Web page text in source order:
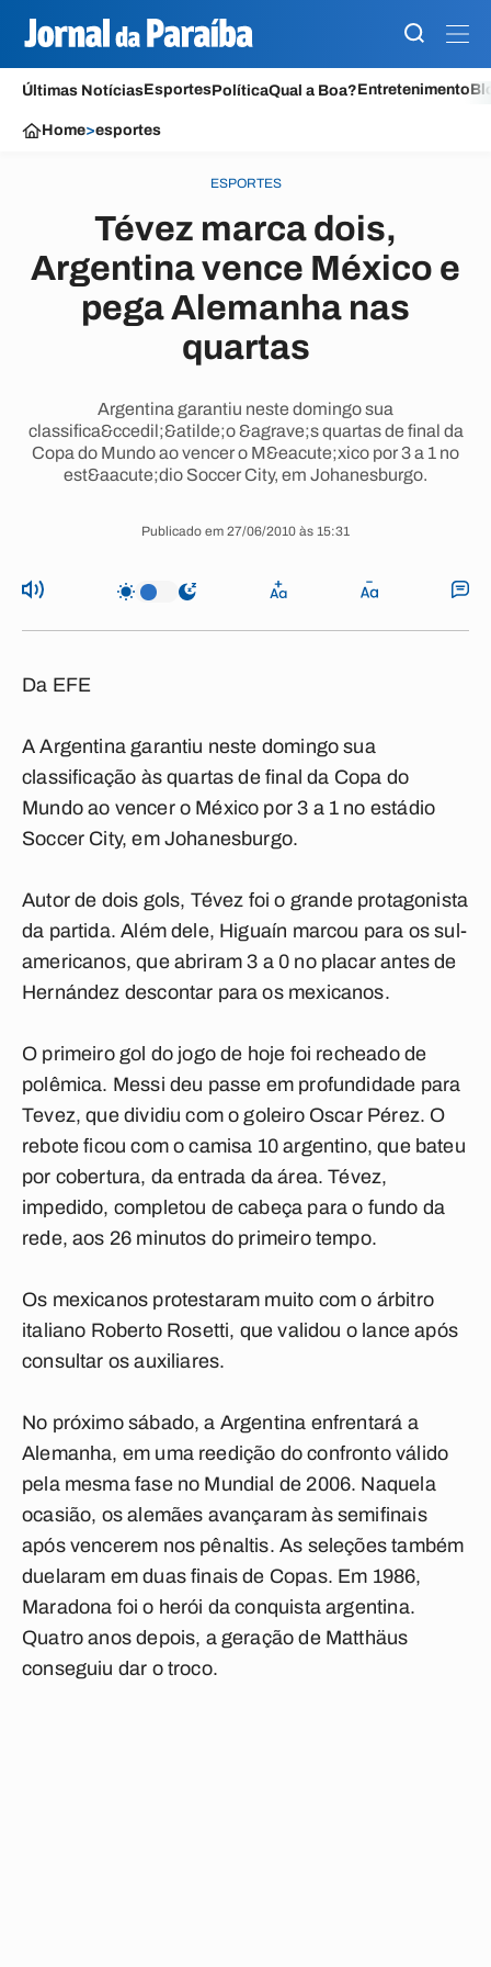
Últimas NotíciasEsportesPolíticaQual a Boa?Entretenimento
Home>esportes
ESPORTES
Tévez marca dois,
Argentina vence México e
pega Alemanha nas
quartas
Argentina garantiu neste domingo sua
classifica&ccedil;&atilde;o &agrave;s quartas de final da
Copa do Mundo ao vencer o M&eacute;xico por 3 a 1 no
est&aacute;dio Soccer City, em Johanesburgo.
Publicado em 27/06/2010 às 15:31
Da EFE
A Argentina garantiu neste domingo sua
classificação às quartas de final da Copa do
Mundo ao vencer o México por 3 a 1 no estádio
Soccer City, em Johanesburgo.
Autor de dois gols, Tévez foi o grande protagonista
da partida. Além dele, Higuaín marcou para os sul-
americanos, que abriram 3 a 0 no placar antes de
Hernández descontar para os mexicanos.
O primeiro gol do jogo de hoje foi recheado de
polêmica. Messi deu passe em profundidade para
Tevez, que dividiu com o goleiro Oscar Pérez. O
rebote ficou com o camisa 10 argentino, que bateu
por cobertura, da entrada da área. Tévez,
impedido, completou de cabeça para o fundo da
rede, aos 26 minutos do primeiro tempo.
Os mexicanos protestaram muito com o árbitro
italiano Roberto Rosetti, que validou o lance após
consultar os auxiliares.
No próximo sábado, a Argentina enfrentará a
Alemanha, em uma reedição do confronto válido
pela mesma fase no Mundial de 2006. Naquela
ocasião, os alemães avançaram às semifinais
após vencerem nos pênaltis. As seleções também
duelaram em duas finais de Copas. Em 1986,
Maradona foi o herói da conquista argentina.
Quatro anos depois, a geração de Matthäus
conseguiu dar o troco.